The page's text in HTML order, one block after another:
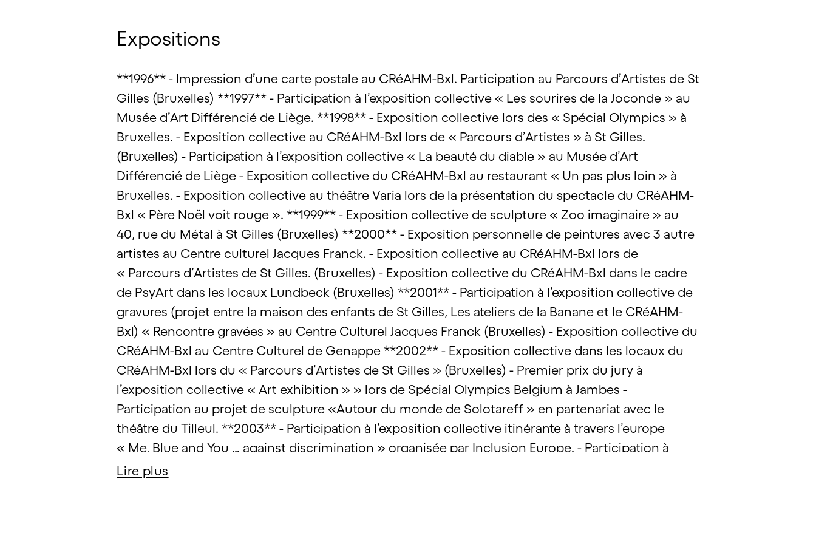
Expositions
**1996** - Impression d’une carte postale au CRéAHM-Bxl. Participation au Parcours d’Artistes de St
Gilles (Bruxelles) **1997** - Participation à l’exposition collective « Les sourires de la Joconde » au
Musée d’Art Différencié de Liège. **1998** - Exposition collective lors des « Spécial Olympics » à
Bruxelles. - Exposition collective au CRéAHM-Bxl lors de « Parcours d’Artistes » à St Gilles.
(Bruxelles) - Participation à l’exposition collective « La beauté du diable » au Musée d’Art
Différencié de Liège - Exposition collective du CRéAHM-Bxl au restaurant « Un pas plus loin » à
Bruxelles. - Exposition collective au théâtre Varia lors de la présentation du spectacle du CRéAHM-
Bxl « Père Noël voit rouge ». **1999** - Exposition collective de sculpture « Zoo imaginaire » au
40, rue du Métal à St Gilles (Bruxelles) **2000** - Exposition personnelle de peintures avec 3 autre
artistes au Centre culturel Jacques Franck. - Exposition collective au CRéAHM-Bxl lors de
« Parcours d’Artistes de St Gilles. (Bruxelles) - Exposition collective du CRéAHM-Bxl dans le cadre
de PsyArt dans les locaux Lundbeck (Bruxelles) **2001** - Participation à l’exposition collective de
gravures (projet entre la maison des enfants de St Gilles, Les ateliers de la Banane et le CRéAHM-
Bxl) « Rencontre gravées » au Centre Culturel Jacques Franck (Bruxelles) - Exposition collective du
CRéAHM-Bxl au Centre Culturel de Genappe **2002** - Exposition collective dans les locaux du
CRéAHM-Bxl lors du « Parcours d’Artistes de St Gilles » (Bruxelles) - Premier prix du jury à
l’exposition collective « Art exhibition » » lors de Spécial Olympics Belgium à Jambes -
Participation au projet de sculpture «Autour du monde de Solotareff » en partenariat avec le
théâtre du Tilleul. **2003** - Participation à l’exposition collective itinérante à travers l’europe
« Me, Blue and You … against discrimination » organisée par Inclusion Europe. - Participation à
l’exposition collective « Carte blanche à l’art différencié » à la Ferme du Prince de Wahange. -
Lire plus